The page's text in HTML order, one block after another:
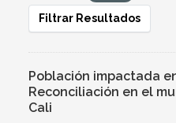
Filtrar Resultados
Población impactada
Reconciliación en el
Cali